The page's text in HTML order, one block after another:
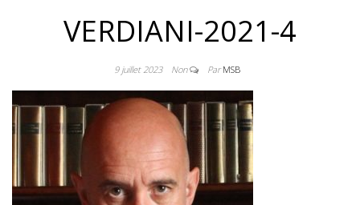
VERDIANI-2021-4
9 juillet 2023 Non ParMSB